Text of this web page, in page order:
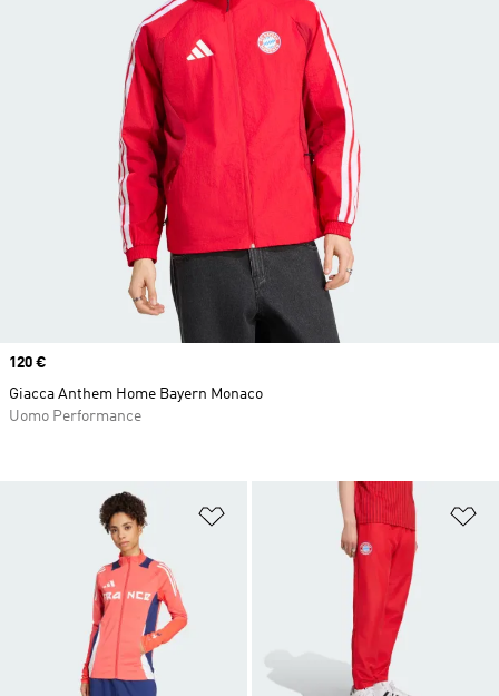
Aggiungi alla lista dei desideri
Price
120 €
Giacca Anthem Home Bayern Monaco
Uomo Performance